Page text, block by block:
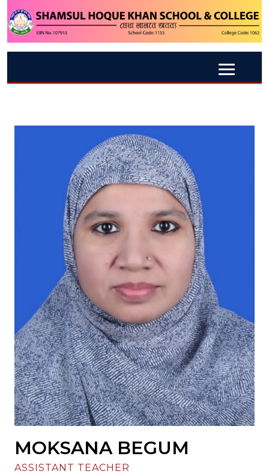
MOKSANA BEGUM
ASSISTANT TEACHER